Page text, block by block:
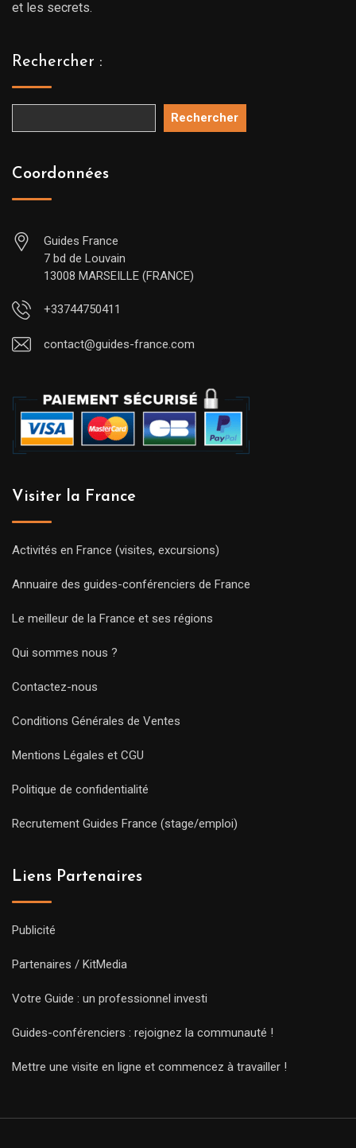
et les secrets.
Rechercher :
Rechercher
Coordonnées
Guides France
7 bd de Louvain
13008 MARSEILLE (FRANCE)
+33744750411
contact@guides-france.com
Visiter la France
Activités en France (visites, excursions)
Annuaire des guides-conférenciers de France
Le meilleur de la France et ses régions
Qui sommes nous ?
Contactez-nous
Conditions Générales de Ventes
Mentions Légales et CGU
Politique de confidentialité
Recrutement Guides France (stage/emploi)
Liens Partenaires
Publicité
Partenaires / KitMedia
Votre Guide : un professionnel investi
Guides-conférenciers : rejoignez la communauté !
Mettre une visite en ligne et commencez à travailler !